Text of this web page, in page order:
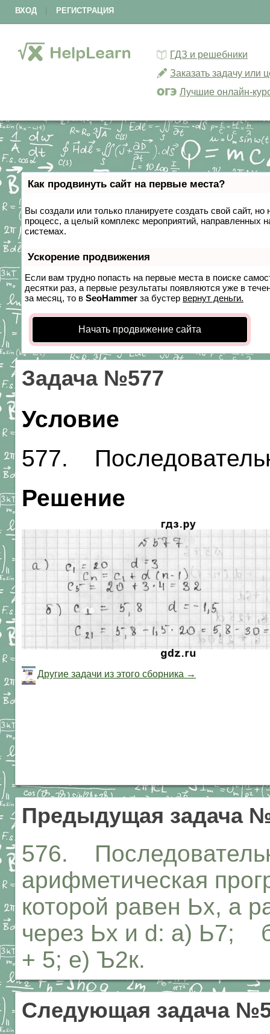
ВХОД РЕГИСТРАЦИЯ
ГДЗ и решебники
Заказать задачу или
Лучшие онлайн-
Как продвинуть сайт на первые места?
Вы создали или только планируете создать свой сайт,
процесс, а целый комплекс мероприятий, направленных
системах.
Ускорение продвижения
Если вам трудно попасть на первые места в поиске
десятки раз, а первые результаты появляются уже в
за месяц, то в SeoHammer за бустер вернут деньги.
Начать продвижение сайта
Задача №577
Условие
577.
Решение
Другие задачи из этого сборника →
Предыдущая задача
576.
арифметическая
которой равен Ьх, а
через Ьх и d: а) Ь7;
+ 5; е) Ъ2к.
Следующая задача